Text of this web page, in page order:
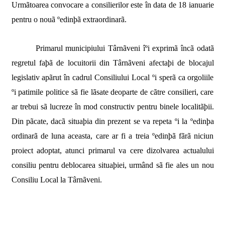
Urmãtoarea convocare a consilierilor este în data de 18 ianuarie
pentru o nouã ºedinþã extraordinarã.
Primarul municipiului Târnãveni îºi exprimã încã odatã
regretul faþã de locuitorii din Târnãveni afectaþi de blocajul
legislativ apãrut în cadrul Consiliului Local ºi sperã ca orgoliile
ºi patimile politice sã fie lãsate deoparte de cãtre consilieri, care
ar trebui sã lucreze în mod constructiv pentru binele localitãþii.
Din pãcate, dacã situaþia din prezent se va repeta ºi la ºedinþa
ordinarã de luna aceasta, care ar fi a treia ºedinþã fãrã niciun
proiect adoptat, atunci primarul va cere dizolvarea actualului
consiliu pentru deblocarea situaþiei, urmând sã fie ales un nou
Consiliu Local la Târnãveni.